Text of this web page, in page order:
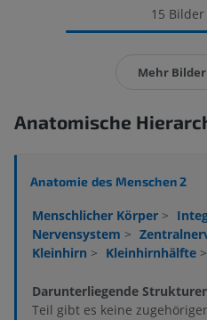
15 Bilder
Mehr
Anatomische
Anatomie des Menschen 2
Menschlicher Körper >
Nervensystem >
Kleinhirn > Kleinhirnhälfte >
Darunterliegende
Teil gibt es keine